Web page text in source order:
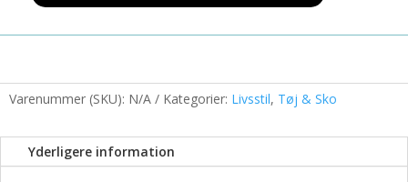
Velcro
Varenummer (SKU): N/A Kategorier: Livsstil, Tøj & Sko
Yderligere information